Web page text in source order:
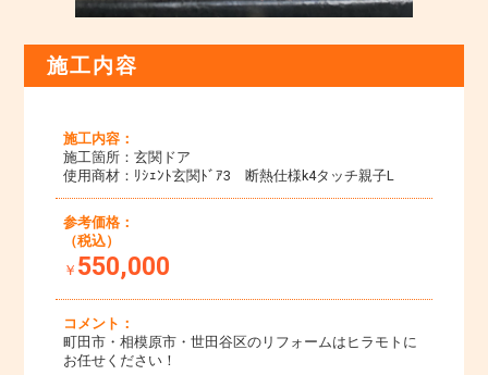
施工内容
施工内容：
施工箇所：玄関ドア
使用商材：ﾘｼｪﾝﾄ玄関ﾄﾞｱ3 断熱仕様k4タッチ親子L
参考価格：
（税込）
￥ 550,000
コメント：
町田市・相模原市・世田谷区のリフォームはヒラモトに
お任せください！